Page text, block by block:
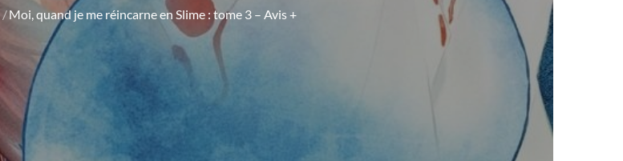
Moi, quand je me réincarne en Slime : tome 3 – Avis +